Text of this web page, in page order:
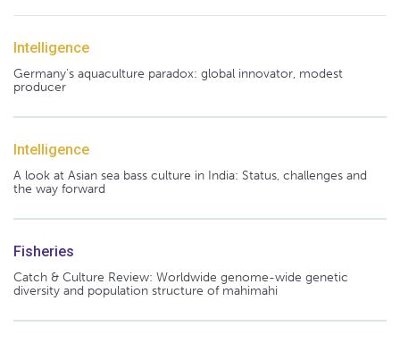
Intelligence
Germany's aquaculture paradox: global innovator, modest
producer
Intelligence
A look at Asian sea bass culture in India: Status, challenges and
the way forward
Fisheries
Catch & Culture Review: Worldwide genome-wide genetic
diversity and population structure of mahimahi